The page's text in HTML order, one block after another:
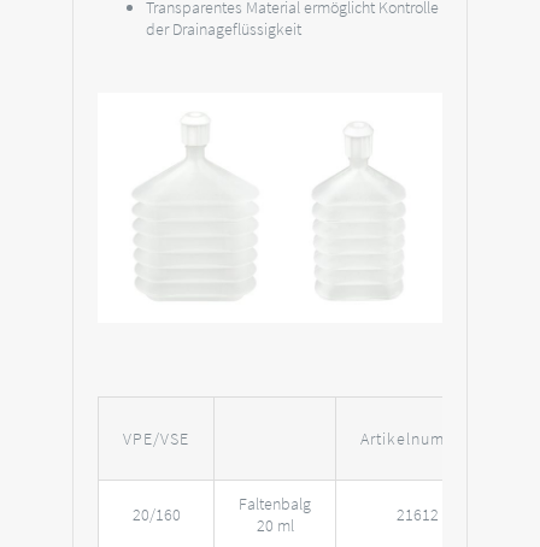
Transparentes Material ermöglicht Kontrolle
der Drainageflüssigkeit
VPE/VSE Artikelnummer
20/160
Faltenbalg
20 ml
21612